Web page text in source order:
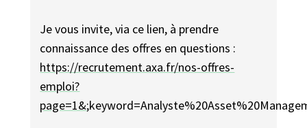
Je vous invite, via ce lien, à prendre
connaissance des offres en questions :
https://recrutement.axa.fr/nos-offres-
emploi?
page=1&